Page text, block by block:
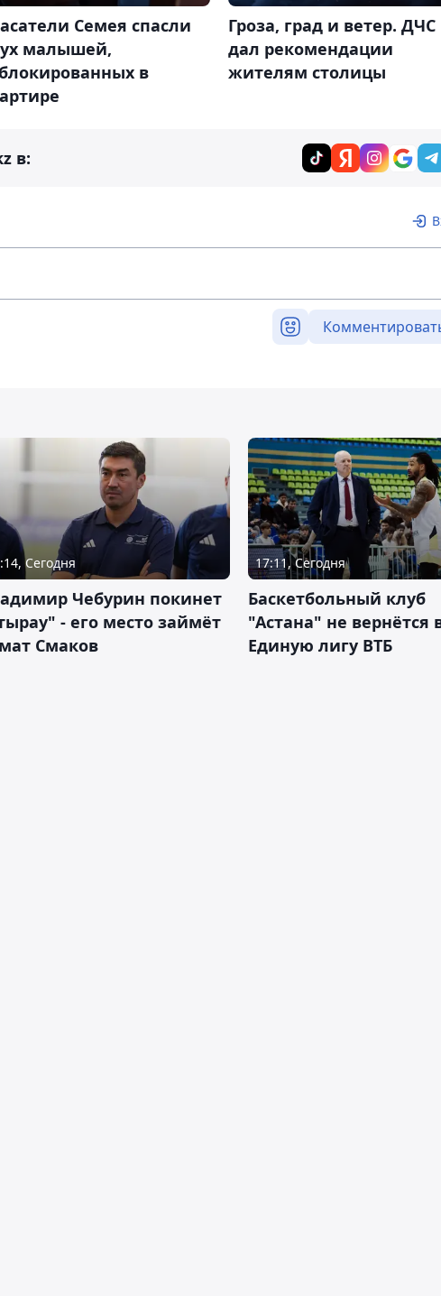
Семея спасли
малышей,
в
Гроза, град и ветер. ДЧС
дал рекомендации
жителям столицы
в:
Сегодня
Чебурин покинет
- его место займёт
Смаков
17:11, Сегодня
Баскетбольный клуб
"Астана" не вернётся
Единую лигу ВТБ